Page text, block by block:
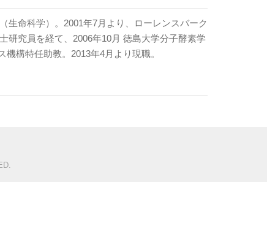
命科学）。2001年7月より、ローレンスバーク
研究員を経て、2006年10月 徳島大学分子酵素学
構特任助教。2013年4月より現職。